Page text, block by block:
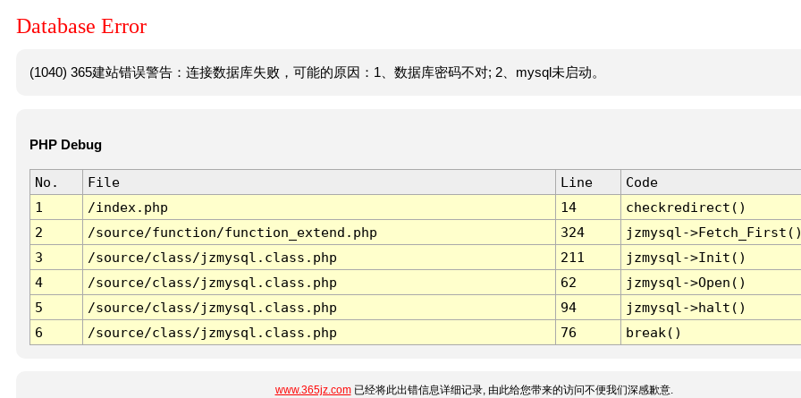
Database Error
(1040) 365建站错误警告：连接数据库失败，可能的原因：1、数据库密码不对; 2、mysql未启动。
PHP Debug
No. File Line
Code
1
/index.php 14
checkredirect()
2
/source/function/function_extend.php 324
jzmysql-
3
/source/class/jzmysql.class.php 211
jzmysql->Init()
4
/source/class/jzmysql.class.php 62
jzmysql->Open()
5
/source/class/jzmysql.class.php 94
jzmysql->halt()
6
/source/class/jzmysql.class.php 76 break()
www.365jz.com已经将此出错信息详细记录, 由此给您带来的访问不便我们深感歉意.